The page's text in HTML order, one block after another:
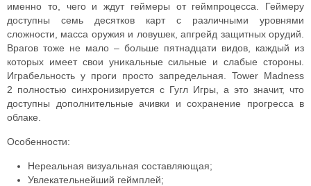
именно то, чего и ждут геймеры от геймпроцесса. Геймеру
доступны семь десятков карт с различными уровнями
сложности, масса оружия и ловушек, апгрейд защитных орудий.
Врагов тоже не мало – больше пятнадцати видов, каждый из
которых имеет свои уникальные сильные и слабые стороны.
Играбельность у проги просто запредельная. Tower Madness
2 полностью синхронизируется с Гугл Игры, а это значит, что
доступны дополнительные ачивки и сохранение прогресса в
облаке.
Особенности:
Нереальная визуальная составляющая;
Увлекательнейший геймплей;